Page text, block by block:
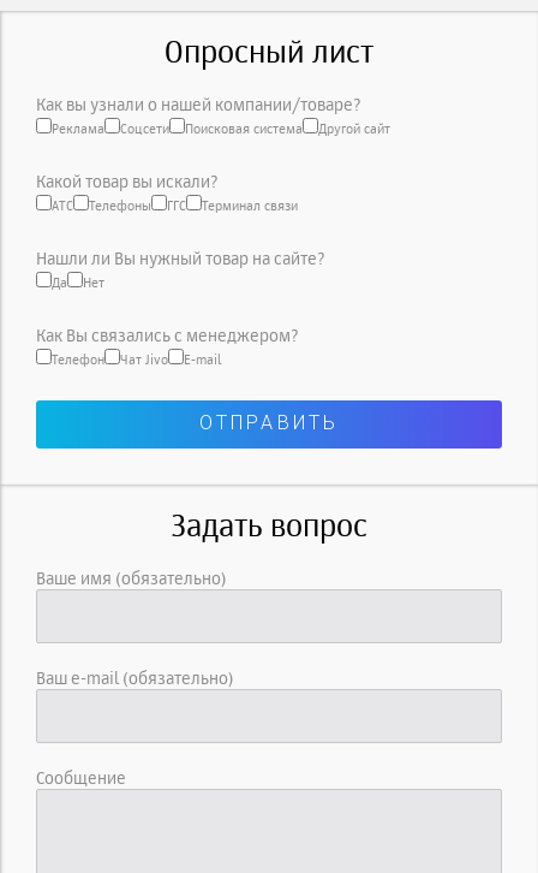
Опросный лист
Как вы узнали о нашей компании/товаре?
Реклама Соцсети Поисковая система Другой сайт
Какой товар вы искали?
АТС Телефоны ГГС Терминал связи
Нашли ли Вы нужный товар на сайте?
Да Нет
Как Вы связались с менеджером?
Телефон Чат Jivo E-mail
Задать вопрос
Ваше имя (обязательно)
Ваш e-mail (обязательно)
Сообщение